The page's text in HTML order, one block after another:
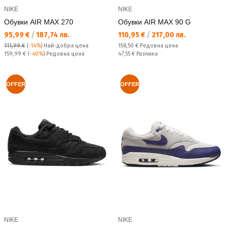
NIKE
Обувки AIR MAX 270
Текуща цена:
95,99 € / 187,74 лв.
111,99 € (-14%) Най-добра цена
Редовна цена:
159,99 € (-40%) Редовна цена
NIKE
Обувки AIR MAX 90 G
Текуща цена:
110,95 € / 217,00 лв.
Редовна цена:
158,50 € Редовна цена
Спестявате:
47,55 € Разлика
OFFER
NIKE
OFFER
NIKE